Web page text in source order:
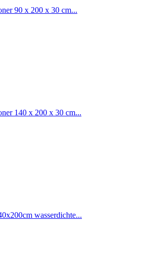
90 x 200 x 30 cm...
140 x 200 x 30 cm...
wasserdichte...